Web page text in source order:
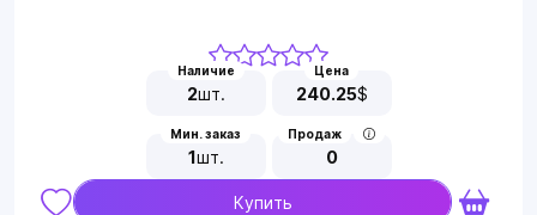
Наличие
2шт.
Цена
240.25$
Мин. заказ
1шт.
Продаж
0
Купить